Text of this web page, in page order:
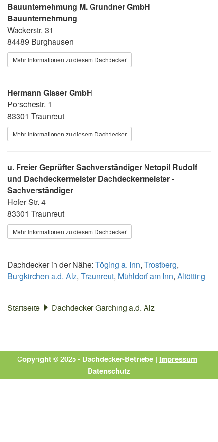
Bauunternehmung M. Grundner GmbH
Bauunternehmung
Wackerstr. 31
84489 Burghausen
Mehr Informationen zu diesem Dachdecker
Hermann Glaser GmbH
Porschestr. 1
83301 Traunreut
Mehr Informationen zu diesem Dachdecker
u. Freier Geprüfter Sachverständiger Netopil Rudolf
und Dachdeckermeister Dachdeckermeister -
Sachverständiger
Hofer Str. 4
83301 Traunreut
Mehr Informationen zu diesem Dachdecker
Dachdecker in der Nähe: Töging a. Inn, Trostberg,
Burgkirchen a.d. Alz, Traunreut, Mühldorf am Inn, Altötting
Startseite Dachdecker Garching a.d. Alz
Copyright © 2025 - Dachdecker-Betriebe | Impressum |
Datenschutz